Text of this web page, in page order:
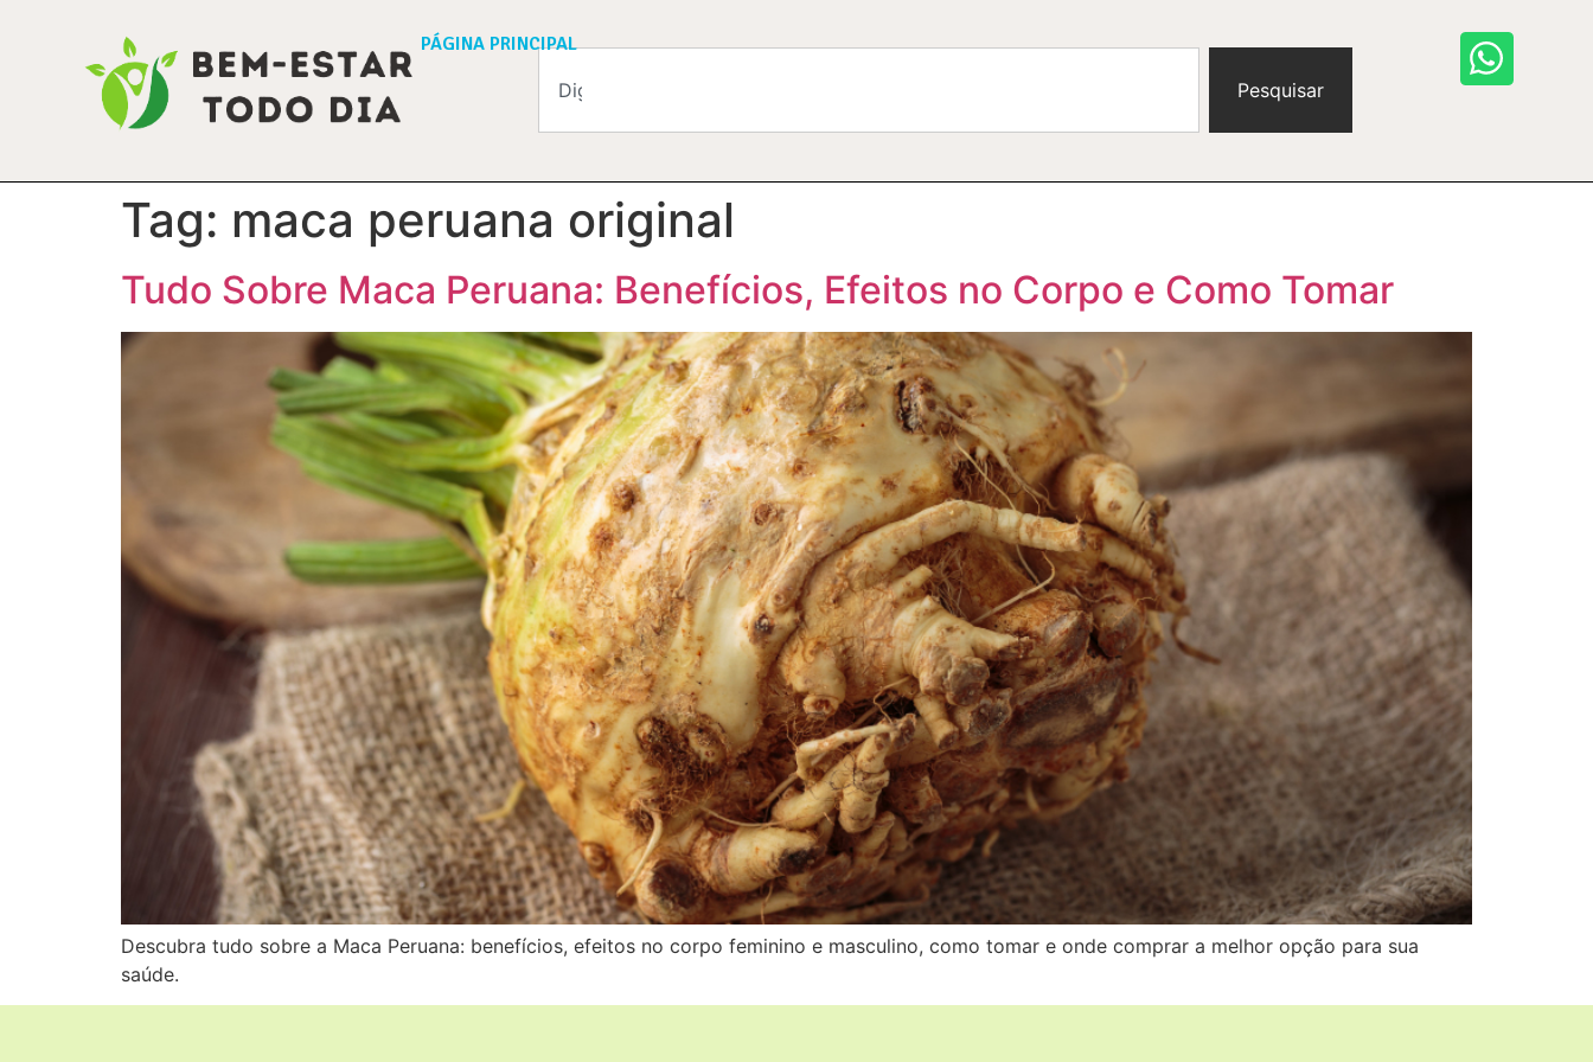
PÁGINA PRINCIPAL
Pesquisar
Tag: maca peruana original
Tudo Sobre Maca Peruana: Benefícios, Efeitos no Corpo e Como Tomar
Descubra tudo sobre a Maca Peruana: benefícios, efeitos no corpo feminino e masculino, como tomar e onde comprar a melhor opção para sua
saúde.